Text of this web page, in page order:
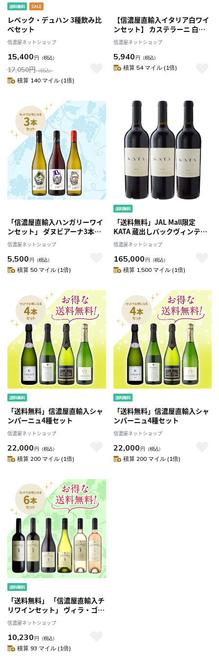
レベック・デュハン 3種飲み比
べセット
信濃屋ネットショップ
15,400 円 （税込）
17,050円（税込）
積算 140 マイル (1倍)
【信濃屋直輸入イタリア白ワイ
ンセット】 カステラーニ 白ワ
イン お得な3本セット
信濃屋ネットショップ
5,940 円 （税込）
積算 54 マイル (1倍)
「信濃屋直輸入ハンガリーワイ
ンセット」 ダヌビアーナ3本セ
ット
信濃屋ネットショップ
5,500 円 （税込）
積算 50 マイル (1倍)
「送料無料」JAL Mall限定
KATA 蔵出しバックヴィンテー
ジ(2013/2014/2015)3本セット
信濃屋ネットショップ
165,000 円 （税込）
積算 1,500 マイル (1倍)
「送料無料」信濃屋直輸入シャ
ンパーニュ4種セット
信濃屋ネットショップ
22,000 円 （税込）
積算 200 マイル (1倍)
「送料無料」信濃屋直輸入シャ
ンパーニュ4種セット
信濃屋ネットショップ
22,000 円 （税込）
積算 200 マイル (1倍)
「送料無料」 「信濃屋直輸入チ
リワインセット」 ヴィラ・ゴル
フ6本セット
信濃屋ネットショップ
10,230 円 （税込）
積算 93 マイル (1倍)